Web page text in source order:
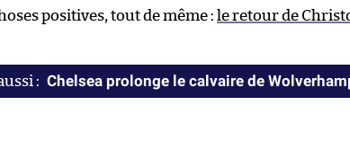
positives, tout de même : le retour de
Chelsea prolonge le calvaire de